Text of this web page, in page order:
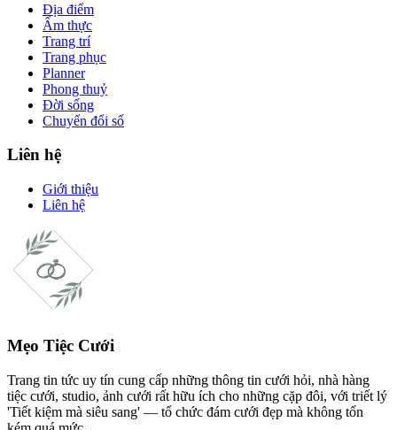
Địa điểm
Ẩm thực
Trang trí
Trang phục
Planner
Phong thuỷ
Đời sống
Chuyển đổi số
Liên hệ
Giới thiệu
Liên hệ
Mẹo Tiệc Cưới
Trang tin tức uy tín cung cấp những thông tin cưới hỏi, nhà hàng
tiệc cưới, studio, ảnh cưới rất hữu ích cho những cặp đôi, với triết lý
'Tiết kiệm mà siêu sang' — tổ chức đám cưới đẹp mà không tốn